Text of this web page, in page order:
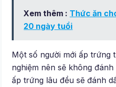
Xem thêm : Thức ăn
20 ngày tuổi
Một số người mới ấp trứng
nghiệm nên sẽ không
ấp trứng lâu đều sẽ đánh